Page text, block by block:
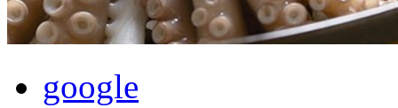
google